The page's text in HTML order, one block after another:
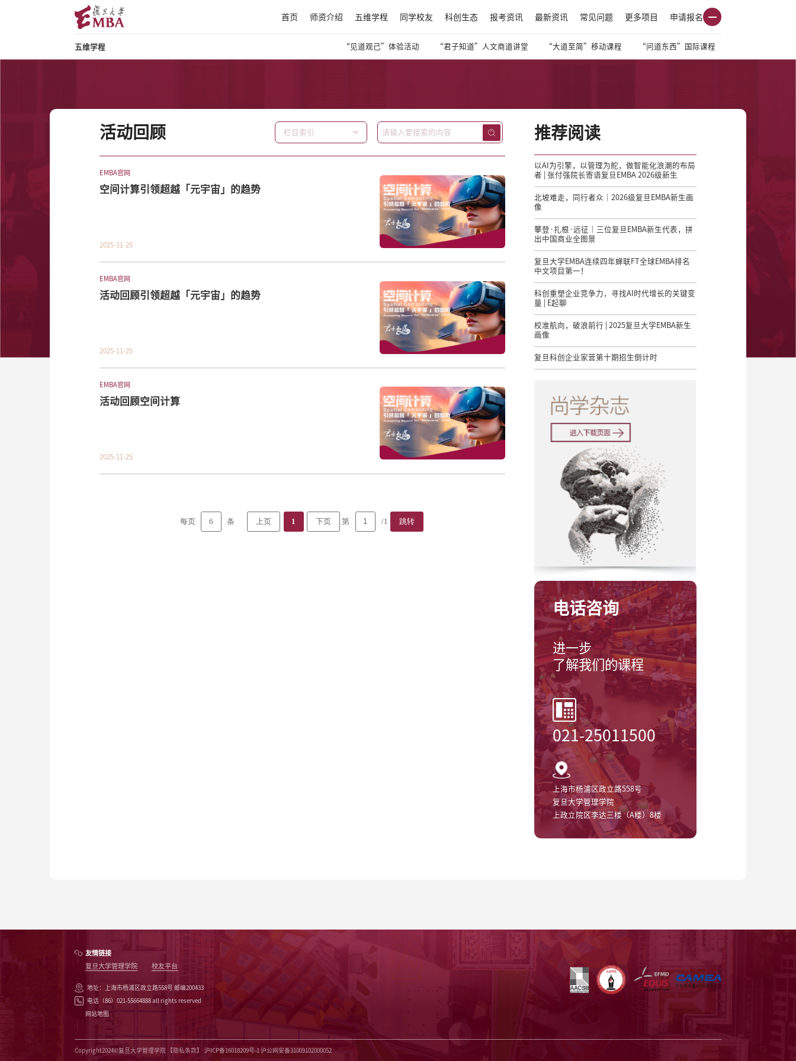
首页 师资介绍 五维学程 同学校友 科创生态 报考资讯 最新资讯 常见问题 更多项目 申请报名
五维学程 “见道观己”体验活动 “君子知道”人文商道讲堂 “大道至简”移动课程 “问道东西”国际课程
活动回顾 栏目索引
EMBA官网
空间计算引领超越「元宇宙」的趋势
2025-11-25
EMBA官网
活动回顾引领超越「元宇宙」的趋势
2025-11-25
EMBA官网
活动回顾空间计算
2025-11-25
每页 6 条 上页 1 下页 第 /1 跳转
推荐阅读
以AI为引擎，以管理为舵，做智能化浪潮的布局
者 | 张付强院长寄语复旦EMBA 2026级新生
北坡难走，同行者众｜2026级复旦EMBA新生画
像
攀登·扎根·远征｜三位复旦EMBA新生代表，拼
出中国商业全图景
复旦大学EMBA连续四年蝉联FT全球EMBA排名
中文项目第一！
科创重塑企业竞争力，寻找AI时代增长的关键变
量 | E起聊
校准航向，破浪前行 | 2025复旦大学EMBA新生
画像
复旦科创企业家营第十期招生倒计时
电话咨询
进一步
了解我们的课程
021-25011500
上海市杨浦区政立路558号
复旦大学管理学院
上政立院区李达三楼（A楼）8楼
友情链接
复旦大学管理学院
校友平台
地址：上海市杨浦区政立路558号 邮编200433
电话（86）021-55664888 all rights reserved
网站地图
Copyright2024©复旦大学管理学院 【隐私条款】 沪ICP备16018209号-1 沪公网安备31009102000052